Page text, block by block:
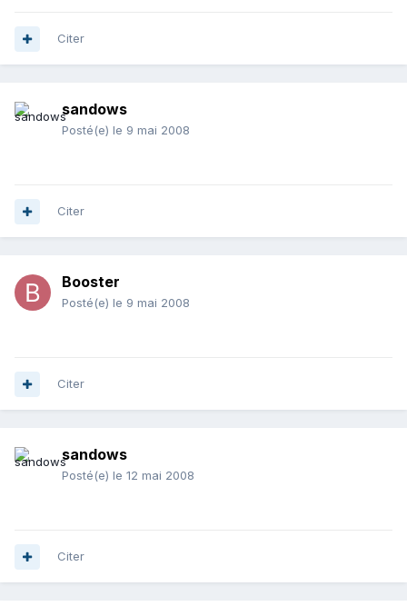
Citer
sandows
Posté(e) le 9 mai 2008
Citer
Booster
Posté(e) le 9 mai 2008
Citer
sandows
Posté(e) le 12 mai 2008
Citer